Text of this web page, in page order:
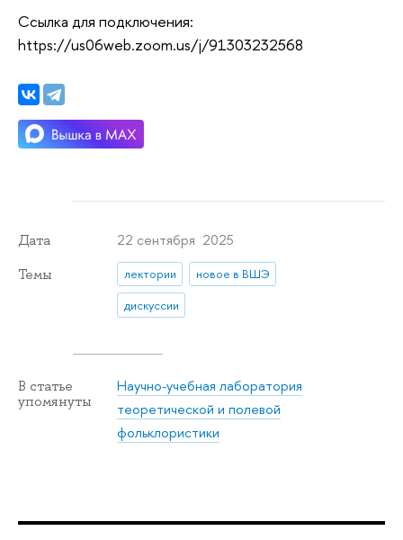
Ссылка для подключения:
https://us06web.zoom.us/j/91303232568
Дата 22 сентября 2025
Темы лектории
новое в ВШЭ
дискуссии
В статье
упомянуты
Научно-учебная лаборатория
теоретической и полевой
фольклористики